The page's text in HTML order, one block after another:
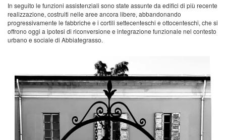
In seguito le funzioni assistenziali sono state assunte da edifici di più recente
realizzazione, costruiti nelle aree ancora libere, abbandonando
progressivamente le fabbriche e i cortili settecenteschi e ottocenteschi, che si
offrono oggi a ipotesi di riconversione e integrazione funzionale nel contesto
urbano e sociale di Abbiategrasso.